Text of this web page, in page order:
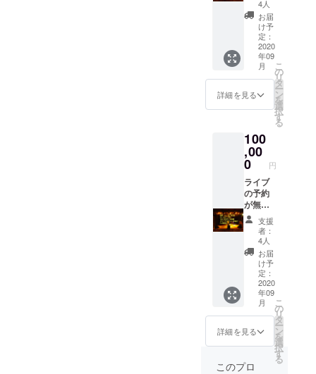
340ml
VOXX
10th
BANDA
NA サイ
=60cm
x60cm
カラー
100%
VOXX
10th T-
shirts
サイズ
=S/M/L/
XL カ
ラー=ホ
ワイト/
ブラッ
ク 材質
=cotton
100%
ドリン
クチ
ケット5
枚 ドリ
ンクチ
限 2020
日 利
用時
間 10
時～23
時の間
で6時間
ホール
レンタ
ル頂け
ドリン
クチ
ケット
10枚お
渡しい
たしま
す。
VOXX専
属の音
響さ
ん、照
明さん
が料金
に含ま
れま
す。 有
効期限
2020年
9月より
6ヵ月間
有効 ド
4人
お届
け予
定：
2020
年09
月
詳細を見る
こ
の
リ
タ
ー
ン
を
選
択
す
る
100
,00
0 円
ライブ
の予約
が無い
土曜
日、日
曜日、
祝日
利用時
間 10
時～23
時の間
で８時
間ホー
ルレン
タル頂
す。 当
支援
者：
4人
お届
け予
定：
2020
年09
月
詳細を見る
こ
の
リ
タ
ー
ン
を
選
択
す
る
このプロ